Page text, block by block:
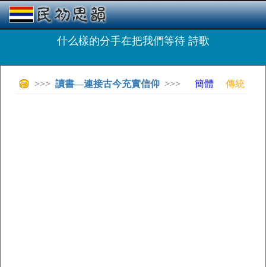
什么樣的分手在把我們等待 詩歌
>>> 讀書—連接古今充實信仰 >>> 簡體 傳統